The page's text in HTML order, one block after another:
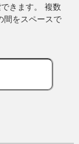
きます。 複数
間をスペースで